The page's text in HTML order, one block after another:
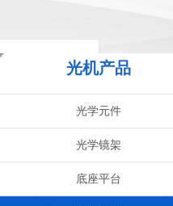
光机产品
光学元件
光学镜架
底座平台